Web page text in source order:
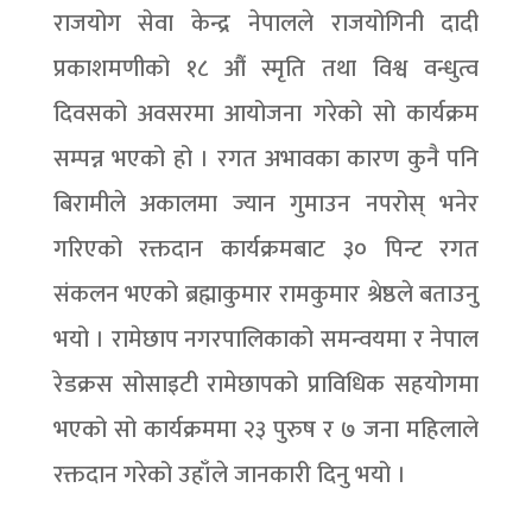
राजयोग सेवा केन्द्र नेपालले राजयोगिनी दादी
प्रकाशमणीको १८ औं स्मृति तथा विश्व वन्धुत्व
दिवसको अवसरमा आयोजना गरेको सो कार्यक्रम
सम्पन्न भएको हो । रगत अभावका कारण कुनै पनि
बिरामीले अकालमा ज्यान गुमाउन नपरोस् भनेर
गरिएको रक्तदान कार्यक्रमबाट ३० पिन्ट रगत
संकलन भएको ब्रह्माकुमार रामकुमार श्रेष्ठले बताउनु
भयो । रामेछाप नगरपालिकाको समन्वयमा र नेपाल
रेडक्रस सोसाइटी रामेछापको प्राविधिक सहयोगमा
भएको सो कार्यक्रममा २३ पुरुष र ७ जना महिलाले
रक्तदान गरेको उहाँले जानकारी दिनु भयो ।